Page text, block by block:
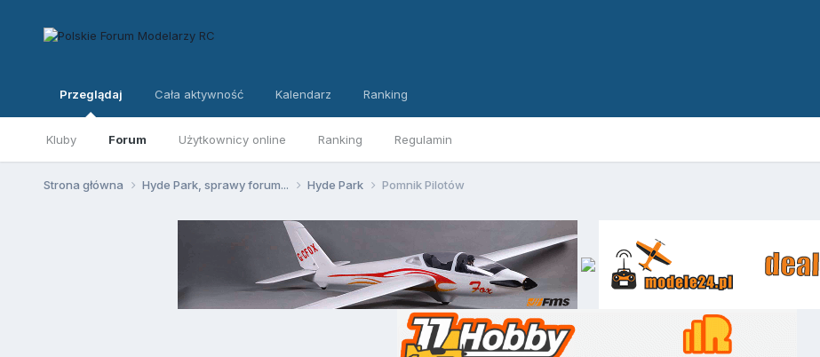
Przeglądaj
Kluby Forum Użytkownicy online Ranking Regulamin
Cała aktywność Kalendarz Ranking
Strona główna Hyde Park, sprawy forum... Hyde Park Pomnik Pilotów